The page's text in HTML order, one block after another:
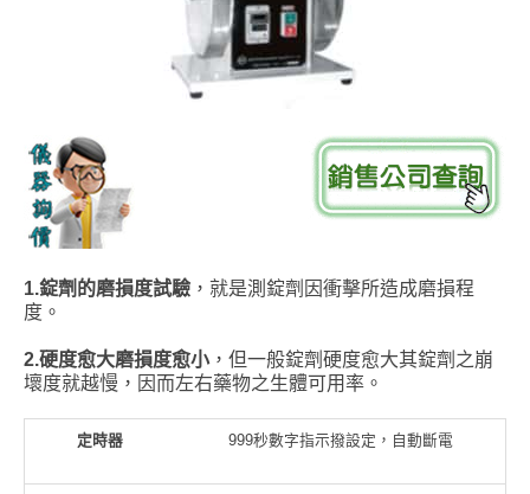
1.錠劑的磨損度試驗 ，就是測錠劑因衝擊所造成磨損程
度。
2.硬度愈大磨損度愈小，但一般錠劑硬度愈大其錠劑之崩
壞度就越慢，因而左右藥物之生體可用率。
定時器 999秒數字指示撥設定，自動斷電